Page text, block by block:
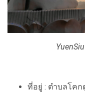
ที่อยู่ : ตำบลโคก